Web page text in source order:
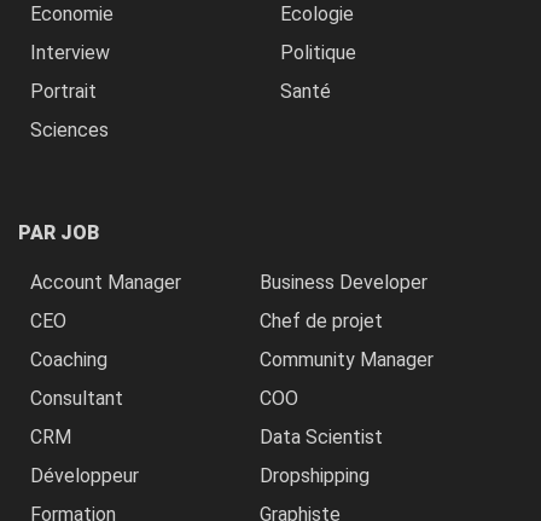
Economie
Ecologie
Interview
Politique
Portrait
Santé
Sciences
PAR JOB
Account Manager
Business Developer
CEO
Chef de projet
Coaching
Community Manager
Consultant
COO
CRM
Data Scientist
Développeur
Dropshipping
Formation
Graphiste